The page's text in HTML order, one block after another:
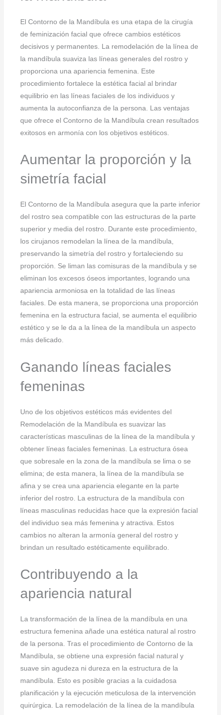
El Contorno de la Mandíbula es una etapa de la cirugía
de feminización facial que ofrece cambios estéticos
decisivos y permanentes. La remodelación de la línea de
la mandíbula suaviza las líneas generales del rostro y
proporciona una apariencia femenina. Este
procedimiento fortalece la estética facial al brindar
equilibrio en las líneas faciales de los individuos y
aumenta la autoconfianza de la persona. Las ventajas
que ofrece el Contorno de la Mandíbula crean resultados
exitosos en armonía con los objetivos estéticos.
Aumentar la proporción y la
simetría facial
El Contorno de la Mandíbula asegura que la parte inferior
del rostro sea compatible con las estructuras de la parte
superior y media del rostro. Durante este procedimiento,
los cirujanos remodelan la línea de la mandíbula,
preservando la simetría del rostro y fortaleciendo su
proporción. Se liman las comisuras de la mandíbula y se
eliminan los excesos óseos importantes, logrando una
apariencia armoniosa en la totalidad de las líneas
faciales. De esta manera, se proporciona una proporción
femenina en la estructura facial, se aumenta el equilibrio
estético y se le da a la línea de la mandíbula un aspecto
más delicado.
Ganando líneas faciales
femeninas
Uno de los objetivos estéticos más evidentes del
Remodelación de la Mandíbula es suavizar las
características masculinas de la línea de la mandíbula y
obtener líneas faciales femeninas. La estructura ósea
que sobresale en la zona de la mandíbula se lima o se
elimina; de esta manera, la línea de la mandíbula se
afina y se crea una apariencia elegante en la parte
inferior del rostro. La estructura de la mandíbula con
líneas masculinas reducidas hace que la expresión facial
del individuo sea más femenina y atractiva. Estos
cambios no alteran la armonía general del rostro y
brindan un resultado estéticamente equilibrado.
Contribuyendo a la
apariencia natural
La transformación de la línea de la mandíbula en una
estructura femenina añade una estética natural al rostro
de la persona. Tras el procedimiento de Contorno de la
Mandíbula, se obtiene una expresión facial natural y
suave sin agudeza ni dureza en la estructura de la
mandíbula. Esto es posible gracias a la cuidadosa
planificación y la ejecución meticulosa de la intervención
quirúrgica. La remodelación de la línea de la mandíbula